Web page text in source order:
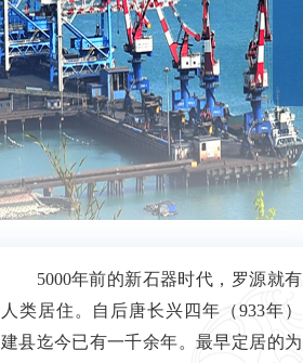
5000年前的新石器时代，罗源就有
人类居住。自后唐长兴四年（933年）
建县迄今已有一千余年。最早定居的为